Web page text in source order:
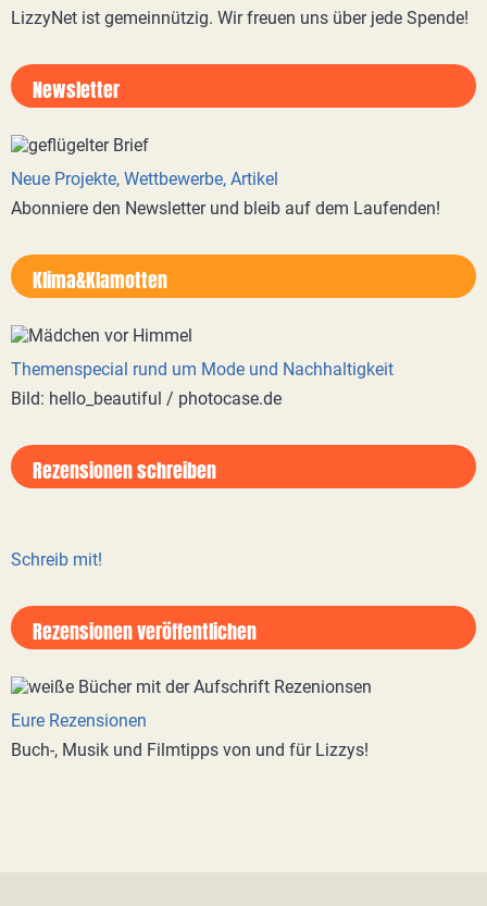
LizzyNet ist gemeinnützig. Wir freuen uns über jede Spende!
Newsletter
Neue Projekte, Wettbewerbe, Artikel
Abonniere den Newsletter und bleib auf dem Laufenden!
Klima&Klamotten
Themenspecial rund um Mode und Nachhaltigkeit
Bild: hello_beautiful / photocase.de
Rezensionen schreiben
Schreib mit!
Rezensionen veröffentlichen
Eure Rezensionen
Buch-, Musik und Filmtipps von und für Lizzys!